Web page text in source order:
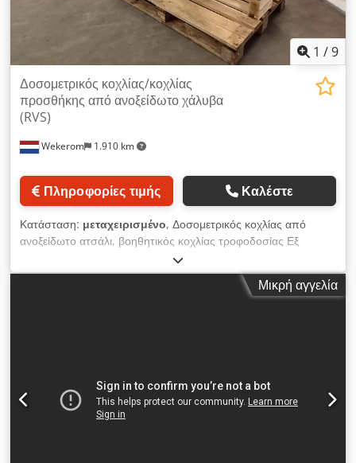
1 /9
Wekerom 1.910 km
Δοσομετρικός κοχλίας/κοχλίας
προσθήκης από ανοξείδωτο χάλυβα
(RVS)
Πληροφορίες τιμής Καλέστε
Κατάσταση: μεταχειρισμένο, Δοσομετρικός κοχλίας από
ανοξείδωτο ατσάλι, βοηθητικός κοχλίας τροφοδοσίας Εξ
ολοκλήρου από ανοξείδωτο ατσάλι Διάμετρος ελίκας κοχλία:
150mm Dcodpfx Aijw Abtdotsk Διαστάσεις χοάνης: 800mm x
700mm x 1100mm Δείτε τις άλλες αγγελίες μας VMAΜικρή αγγελία